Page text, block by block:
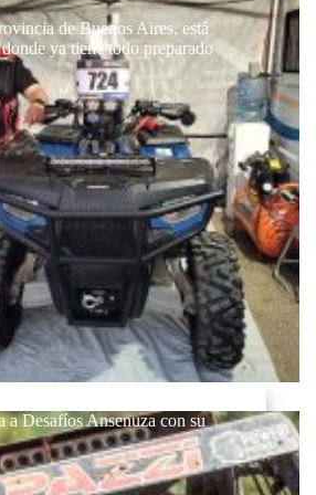
de Buenos Aires, está
ya tiene todo preparado
a Desafíos Ansenuza con su